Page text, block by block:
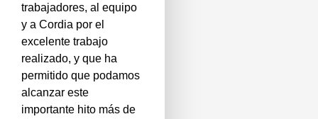
trabajadores, al equipo
y a Cordia por el
excelente trabajo
realizado, y que ha
permitido que podamos
alcanzar este
importante hito más de